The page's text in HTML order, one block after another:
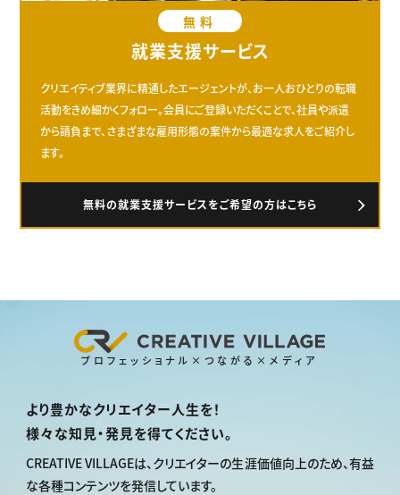
無料
就業支援サービス
クリエイティブ業界に精通したエージェントが、お一人おひとりの転職
活動をきめ細かくフォロー。会員にご登録いただくことで、社員や派遣
から請負まで、さまざまな雇用形態の案件から最適な求人をご紹介し
ます。
無料の就業支援サービスをご希望の方はこちら
プロフェッショナル×つながる×メディア
より豊かなクリエイター人生を！
様々な知見・発見を得てください。
CREATIVE VILLAGEは、 クリエイターの生涯価値向上のため、有益
な各種コンテンツを発信しています。